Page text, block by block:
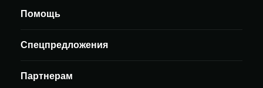
Помощь
Спецпредложения
Партнерам